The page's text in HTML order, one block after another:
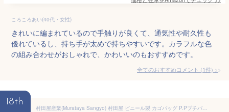
ころころあい(40代・女性)
きれいに編まれているので手触りが良くて、通気性や耐久性も
優れているし、持ち手が太めで持ちやすいです。カラフルな色
の組み合わせがおしゃれで、かわいいのもおすすめです。
全てのおすすめコメント (1件) >
18th
村田屋産業(Murataya Sangyo) 村田屋 ビニール製 カゴバッグ P.Pプチバッグホワイト 9987